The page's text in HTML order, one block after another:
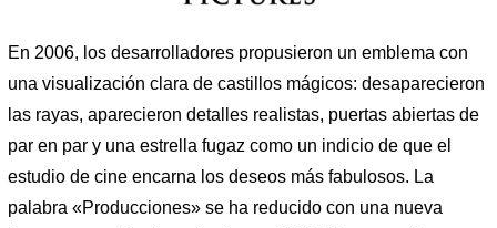
En 2006, los desarrolladores propusieron un emblema con
una visualización clara de castillos mágicos: desaparecieron
las rayas, aparecieron detalles realistas, puertas abiertas de
par en par y una estrella fugaz como un indicio de que el
estudio de cine encarna los deseos más fabulosos. La
palabra «Producciones» se ha reducido con una nueva